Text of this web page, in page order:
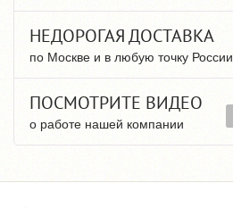
НЕДОРОГАЯ ДОСТАВКА
по Москве и в любую точку России
ПОСМОТРИТЕ ВИДЕО
о работе нашей компании